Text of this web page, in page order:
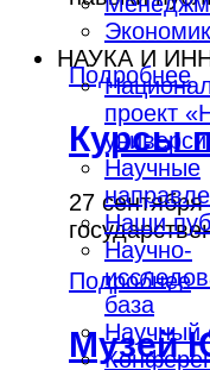
НАУКА И
проект
Научные
Наши
Научно-
база
Научный
Подробнее
Курсы
27
Подробнее
Музей